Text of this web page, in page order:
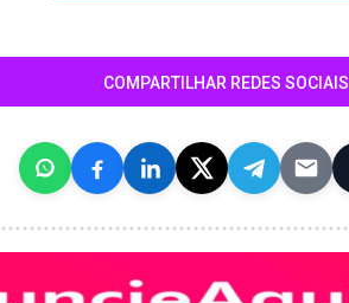
COMPARTILHAR REDES SOCIAIS